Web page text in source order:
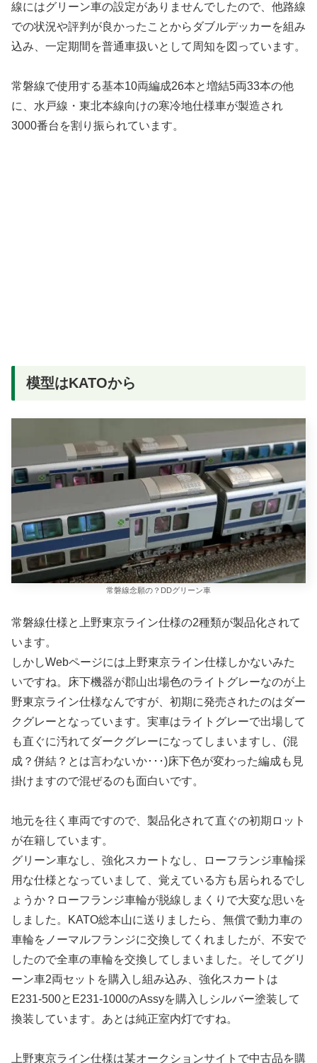
線にはグリーン車の設定がありませんでしたので、他路線
での状況や評判が良かったことからダブルデッカーを組み
込み、一定期間を普通車扱いとして周知を図っています。
常磐線で使用する基本10両編成26本と増結5両33本の他
に、水戸線・東北本線向けの寒冷地仕様車が製造され
3000番台を割り振られています。
模型はKATOから
常磐線念願の？DDグリーン車
常磐線仕様と上野東京ライン仕様の2種類が製品化されて
います。
しかしWebページには上野東京ライン仕様しかないみた
いですね。床下機器が郡山出場色のライトグレーなのが上
野東京ライン仕様なんですが、初期に発売されたのはダー
クグレーとなっています。実車はライトグレーで出場して
も直ぐに汚れてダークグレーになってしまいますし、(混
成？併結？とは言わないか･･･)床下色が変わった編成も見
掛けますので混ぜるのも面白いです。
地元を往く車両ですので、製品化されて直ぐの初期ロット
が在籍しています。
グリーン車なし、強化スカートなし、ローフランジ車輪採
用な仕様となっていまして、覚えている方も居られるでし
ょうか？ローフランジ車輪が脱線しまくりで大変な思いを
しました。KATO総本山に送りましたら、無償で動力車の
車輪をノーマルフランジに交換してくれましたが、不安で
したので全車の車輪を交換してしまいました。そしてグリ
ーン車2両セットを購入し組み込み、強化スカートは
E231-500とE231-1000のAssyを購入しシルバー塗装して
換装しています。あとは純正室内灯ですね。
上野東京ライン仕様は某オークションサイトで中古品を購